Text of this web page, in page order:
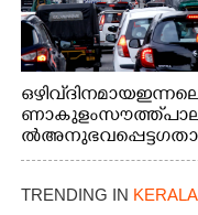
ഒഴിവ് ദിനമായ
ണാകുളം സൗത്ത്
ൽ അനുഭവപ്പെട്ട
ക്കുരുക്ക്
TRENDING IN KERALA